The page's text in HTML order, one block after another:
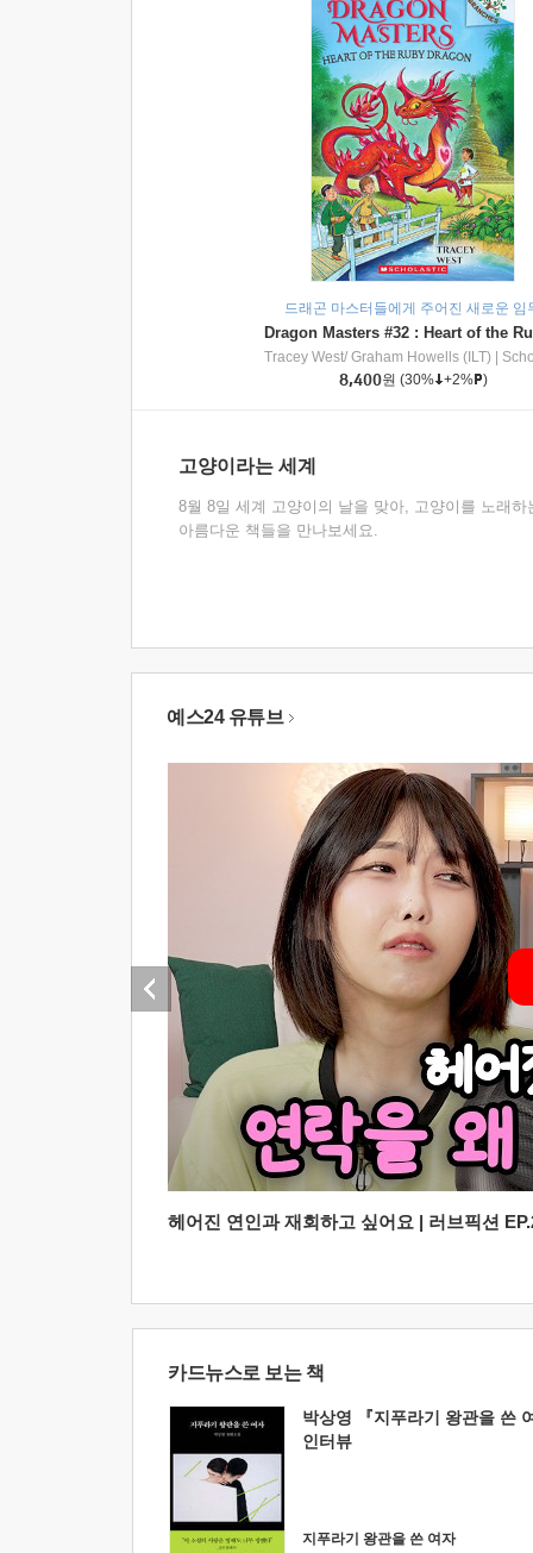
드래곤 마스터들에게 주어진 새로운 임
Tracey West/ Graham Howells (ILT)
8,400원 (30% +2% )
고양이라는 세계
8월 8일 세계 고양이의 날을 맞아, 고양이를 노래하
아름다운 책들을 만나보세요.
예스24 유튜브
헤어진 연인과 재회하고 싶어요 | 러브픽션
카드뉴스로 보는 책
박상영 『지푸라기 왕관을 쓴
인터뷰
지푸라기 왕관을 쓴 여자